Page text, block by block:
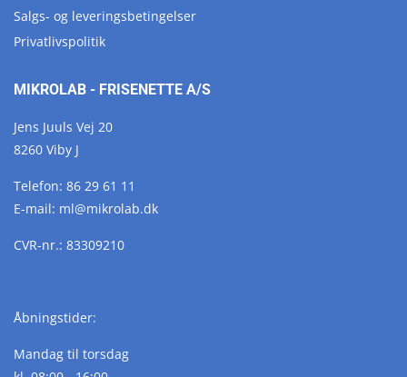
Salgs- og leveringsbetingelser
Privatlivspolitik
MIKROLAB - FRISENETTE A/S
Jens Juuls Vej 20
8260 Viby J
Telefon: 86 29 61 11
E-mail: ml@mikrolab.dk
CVR-nr.: 83309210
Åbningstider:
Mandag til torsdag